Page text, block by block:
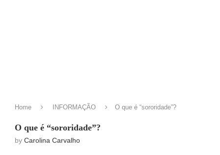
Home INFORMAÇÃO O que é “sororidade”?
O que é “sororidade”?
by Carolina Carvalho